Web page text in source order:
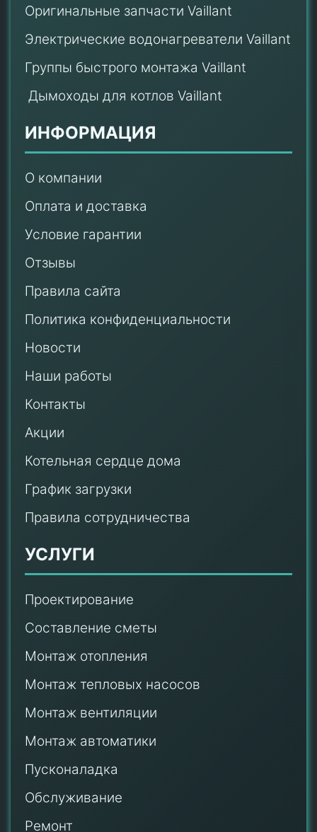
Оригинальные запчасти Vaillant
Электрические водонагреватели Vaillant
Группы быстрого монтажа Vaillant
Дымоходы для котлов Vaillant
ИНФОРМАЦИЯ
О компании
Оплата и доставка
Условие гарантии
Отзывы
Правила сайта
Политика конфиденциальности
Новости
Наши работы
Контакты
Акции
Котельная сердце дома
График загрузки
Правила сотрудничества
УСЛУГИ
Проектирование
Составление сметы
Монтаж отопления
Монтаж тепловых насосов
Монтаж вентиляции
Монтаж автоматики
Пусконаладка
Обслуживание
Ремонт